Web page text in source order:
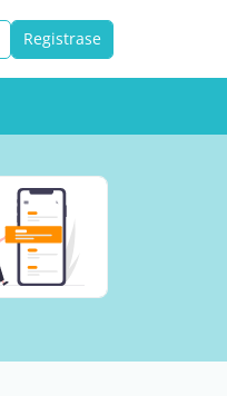
Registrase